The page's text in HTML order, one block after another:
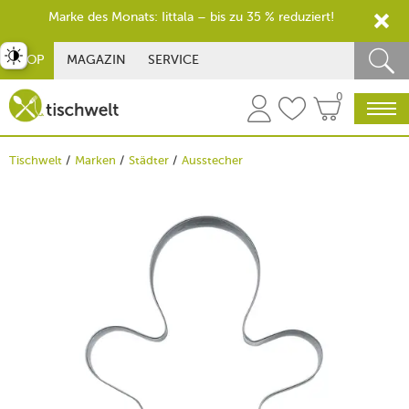
SHOP MAGAZIN SERVICE
0
Tischwelt Marken Städter Ausstecher
umschalten
Marke des Monats: Iittala – bis zu 35 % reduziert!